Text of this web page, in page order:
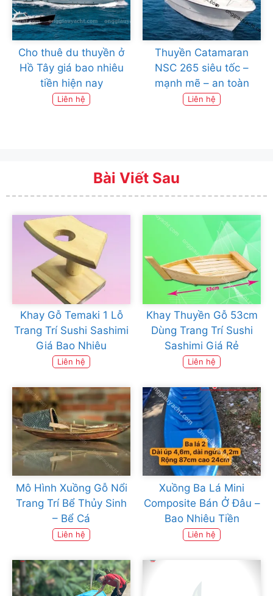
Cho thuê du thuyền ở
Hồ Tây giá bao nhiêu
tiền hiện nay
Liên hệ
Thuyền Catamaran
NSC 265 siêu tốc –
mạnh mẽ – an toàn
Liên hệ
Bài Viết Sau
Khay Gỗ Temaki 1 Lỗ
Trang Trí Sushi Sashimi
Giá Bao Nhiêu
Liên hệ
Khay Thuyền Gỗ 53cm
Dùng Trang Trí Sushi
Sashimi Giá Rẻ
Liên hệ
Mô Hình Xuồng Gỗ Nổi
Trang Trí Bể Thủy Sinh
– Bể Cá
Liên hệ
Xuồng Ba Lá Mini
Composite Bán Ở Đâu –
Bao Nhiêu Tiền
Liên hệ